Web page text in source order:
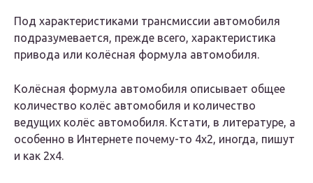
Под характеристиками трансмиссии автомобиля
подразумевается, прежде всего, характеристика
привода или колёсная формула автомобиля.
Колёсная формула автомобиля описывает общее
количество колёс автомобиля и количество
ведущих колёс автомобиля. Кстати, в литературе, а
особенно в Интернете почему-то 4х2, иногда, пишут
и как 2х4.